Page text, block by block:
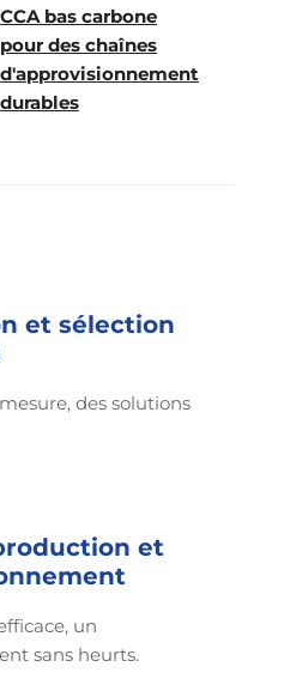
CCA bas carbone
pour des chaînes
d'approvisionnement
durables
et sélection
des solutions
et
un
sans heurts.